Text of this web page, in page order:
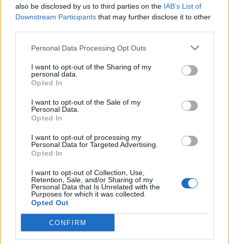
also be disclosed by us to third parties on the IAB’s List of
Downstream Participants that may further disclose it to other
Personal Data Processing Opt Outs
I want to opt-out of the Sharing of my
personal data.
Opted In
I want to opt-out of the Sale of my
Personal Data.
Opted In
I want to opt-out of processing my
Personal Data for Targeted Advertising.
Opted In
I want to opt-out of Collection, Use,
Retention, Sale, and/or Sharing of my
Personal Data that Is Unrelated with the
Purposes for which it was collected.
Opted Out
CONFIRM
«Dopo il disastro di Mani Pulite -
Fini spiega Silvio: «Non è a
20/03/2008
Senato, Berlusconi insiste:
13/11/2007
Springsteen beffardo spiega
dove il suo Paese ha sbagliato